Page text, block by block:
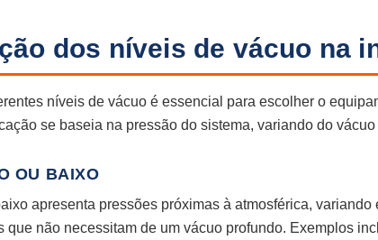
dos níveis de vácuo na
níveis de vácuo é essencial para escolher o
se baseia na pressão do sistema, variando do
OU BAIXO
apresenta pressões próximas à atmosférica, variando
que não necessitam de um vácuo profundo. Exemplos